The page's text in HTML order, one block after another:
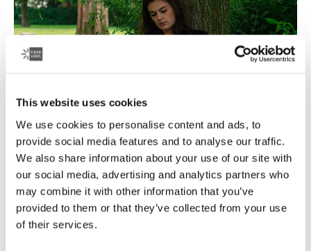
This website uses cookies
We use cookies to personalise content and ads, to
provide social media features and to analyse our traffic.
We also share information about your use of our site with
our social media, advertising and analytics partners who
may combine it with other information that you’ve
provided to them or that they’ve collected from your use
of their services.
Case Logic Educación
Ya sea que reciban enseñanza presencial o a distancia,
Case Logic ofrece productos duraderos en los que los